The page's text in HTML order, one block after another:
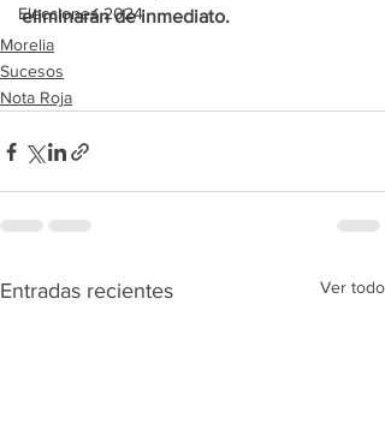
Elecciones 2024
eliminarán de inmediato.
Morelia
Sucesos
Nota Roja
Entradas recientes Ver todo